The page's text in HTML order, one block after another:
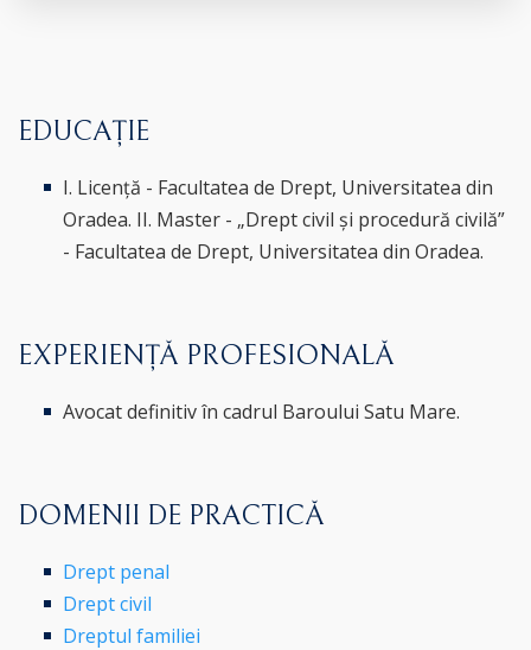
EDUCAȚIE
I. Licență - Facultatea de Drept, Universitatea din
Oradea. II. Master - „Drept civil și procedură civilă”
- Facultatea de Drept, Universitatea din Oradea.
EXPERIENȚĂ PROFESIONALĂ
Avocat definitiv în cadrul Baroului Satu Mare.
DOMENII DE PRACTICĂ
Drept penal
Drept civil
Dreptul familiei